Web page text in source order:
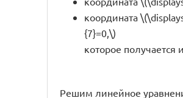
координата
{7}=0,\)
которое
Решим линейное